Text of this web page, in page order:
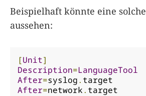
Beispielhaft könnte eine solche
aussehen:
[Unit]
Description=LanguageTool
After=syslog.
After=network. target